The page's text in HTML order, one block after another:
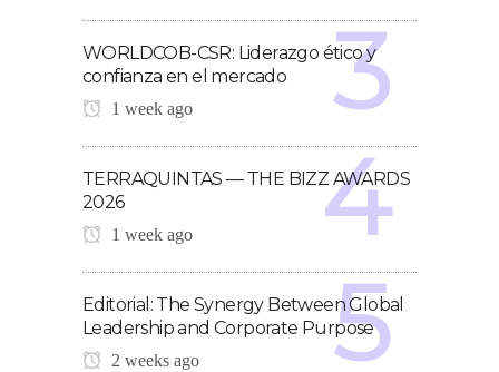
WORLDCOB-CSR: Liderazgo ético y
confianza en el mercado
1 week ago
TERRAQUINTAS — THE BIZZ AWARDS
2026
1 week ago
Editorial: The Synergy Between Global
Leadership and Corporate Purpose
2 weeks ago